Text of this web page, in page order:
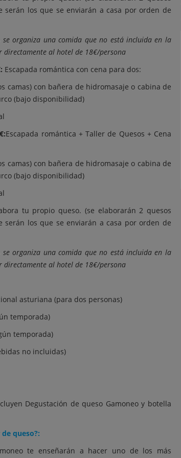
serán los que se enviarán a casa por orden de
se organiza una comida que no está incluida en la
directamente al hotel de 18€/persona
Escapada romántica con cena para dos:
camas) con bañera de hidromasaje o cabina de
(bajo disponibilidad)
Escapada romántica + Taller de Quesos + Cena
camas) con bañera de hidromasaje o cabina de
(bajo disponibilidad)
tu propio queso. (se elaborarán 2 quesos
serán los que se enviarán a casa por orden de
se organiza una comida que no está incluida en la
directamente al hotel de 18€/persona
asturiana (para dos personas)
temporada)
temporada)
no incluidas)
Degustación de queso Gamoneo y botella
queso?:
te enseñarán a hacer uno de los más